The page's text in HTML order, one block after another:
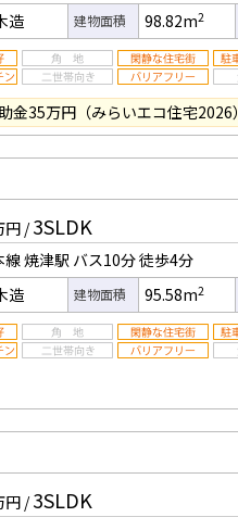
造 建物面積 98.82m2
金35万円（みらいエコ住宅2026）
円 / 3SLDK
焼津駅 バス10分徒歩4分
造 建物面積 95.58m2
円 / 3SLDK